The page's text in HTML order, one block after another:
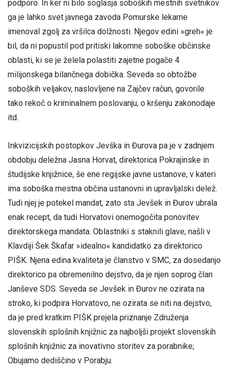
podporo. In ker ni bilo soglasja soboških mestnih svetnikov
ga je lahko svet javnega zavoda Pomurske lekarne
imenoval zgolj za vršilca dolžnosti. Njegov edini »greh« je
bil, da ni popustil pod pritiski lakomne soboške občinske
oblasti, ki se je želela polastiti zajetne pogače 4
milijonskega bilančnega dobička. Seveda so obtožbe
soboških veljakov, naslovljene na Zajčev račun, govorile
tako rekoč o kriminalnem poslovanju, o kršenju zakonodaje
itd.
Inkvizicijskih postopkov Jevška in Đurova pa je v zadnjem
obdobju deležna Jasna Horvat, direktorica Pokrajinske in
študijske knjižnice, še ene regijske javne ustanove, v kateri
ima soboška mestna občina ustanovni in upravljalski delež.
Tudi njej je potekel mandat, zato sta Jevšek in Đurov ubrala
enak recept, da tudi Horvatovi onemogočita ponovitev
direktorskega mandata. Oblastniki s staknili glave, našli v
Klavdiji Šek Škafar »idealno« kandidatko za direktorico
PIŠK. Njena edina kvaliteta je članstvo v SMC, za dosedanjo
direktorico pa obremenilno dejstvo, da je njen soprog član
Janševe SDS. Seveda se Jevšek in Đurov ne ozirata na
stroko, ki podpira Horvatovo, ne ozirata se niti na dejstvo,
da je pred kratkim PIŠK prejela priznanje Združenja
slovenskih splošnih knjižnic za najboljši projekt slovenskih
splošnih knjižnic za inovativno storitev za porabnike;
Obujamo dediščino v Porabju.